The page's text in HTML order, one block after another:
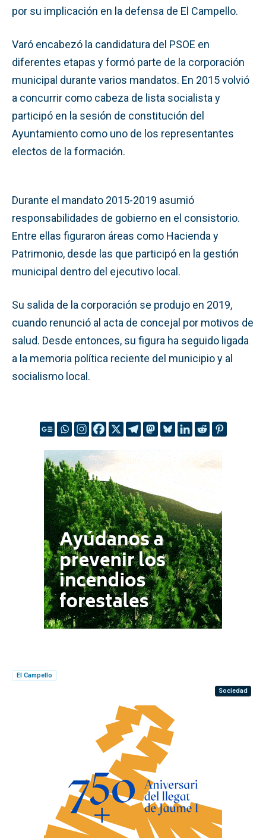
por su implicación en la defensa de El Campello.
Varó encabezó la candidatura del PSOE en
diferentes etapas y formó parte de la corporación
municipal durante varios mandatos. En 2015 volvió
a concurrir como cabeza de lista socialista y
participó en la sesión de constitución del
Ayuntamiento como uno de los representantes
electos de la formación.
Durante el mandato 2015-2019 asumió
responsabilidades de gobierno en el consistorio.
Entre ellas figuraron áreas como Hacienda y
Patrimonio, desde las que participó en la gestión
municipal dentro del ejecutivo local.
Su salida de la corporación se produjo en 2019,
cuando renunció al acta de concejal por motivos de
salud. Desde entonces, su figura ha seguido ligada
a la memoria política reciente del municipio y al
socialismo local.
El Campello
Sociedad